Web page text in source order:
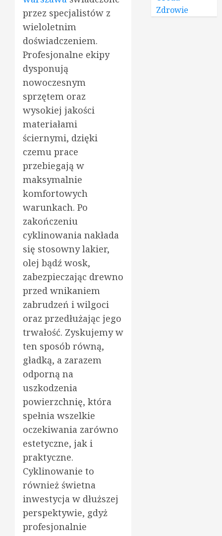
przez specjalistów z
wieloletnim
doświadczeniem.
Profesjonalne ekipy
dysponują
nowoczesnym
sprzętem oraz
wysokiej jakości
materiałami
ściernymi, dzięki
czemu prace
przebiegają w
maksymalnie
komfortowych
warunkach. Po
zakończeniu
cyklinowania nakłada
się stosowny lakier,
olej bądź wosk,
zabezpieczając drewno
przed wnikaniem
zabrudzeń i wilgoci
oraz przedłużając jego
trwałość. Zyskujemy w
ten sposób równą,
gładką, a zarazem
odporną na
uszkodzenia
powierzchnię, która
spełnia wszelkie
oczekiwania zarówno
estetyczne, jak i
praktyczne.
Cyklinowanie to
również świetna
inwestycja w dłuższej
perspektywie, gdyż
profesjonalnie
Zdrowie